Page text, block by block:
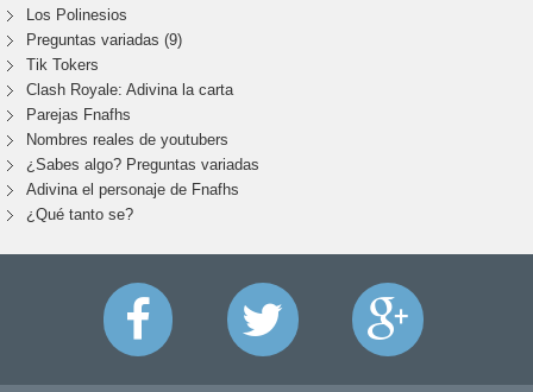
Los Polinesios
Preguntas variadas (9)
Tik Tokers
Clash Royale: Adivina la carta
Parejas Fnafhs
Nombres reales de youtubers
¿Sabes algo? Preguntas variadas
Adivina el personaje de Fnafhs
¿Qué tanto se?